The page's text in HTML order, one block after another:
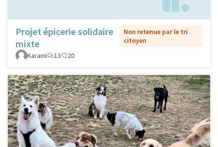
Projet épicerie solidaire
mixte
Non retenue par le tri
citoyen
Karami
13 20